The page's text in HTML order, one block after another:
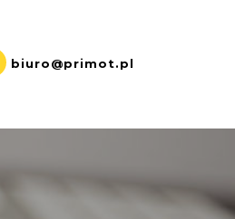
biuro@primot.pl